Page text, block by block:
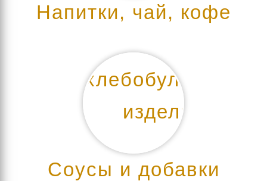
Напитки, чай, кофе
Соусы и добавки